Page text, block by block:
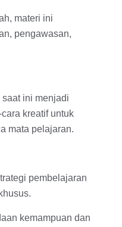
materi ini
pengawasan,
ini menjadi
kreatif untuk
mata pelajaran.
pembelajaran
kemampuan dan